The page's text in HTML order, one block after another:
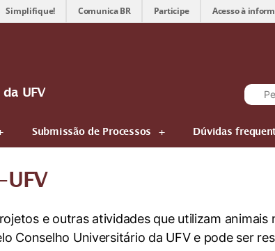
Simplifique! Comunica BR Participe Acesso à
UFV
Submissão de Processos Dúvidas
e outras atividades que utilizam animais
Conselho Universitário da UFV e pode ser